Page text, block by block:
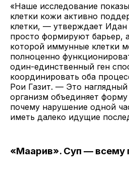
«Наше исследование
клетки кожи активно
клетки, — утверждает
просто формируют барьер,
которой иммунные клетки
полноценно
один-единственный ген
координировать оба
Рои Газит. — Это
организм объединяет
почему нарушение одной
иметь далеко идущие
«Маарив». Суп — всему